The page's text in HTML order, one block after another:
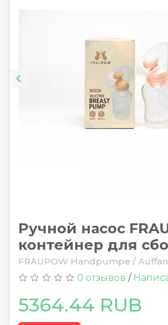
Ручной насос
контейнер для
FRAUPOW Handpumpe /
0 отзывов /
5364.44 RUB